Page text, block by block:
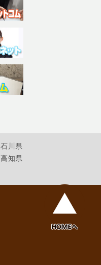
石川県
高知県